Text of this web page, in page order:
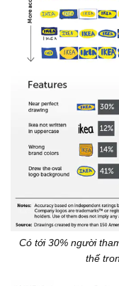
Có tới 30% người
thế